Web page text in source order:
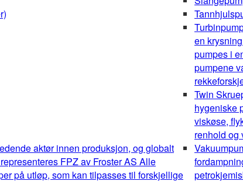
aktør innen produksjon, og globalt
FPZ av Froster AS Alle
på utløp, som kan tilpasses til forskjellige
en
pumpes i
pumpene
Twin
hygeniske
viskøse,
renhold og